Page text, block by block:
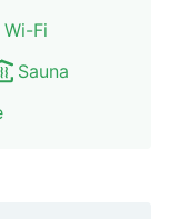
Fi
Sauna